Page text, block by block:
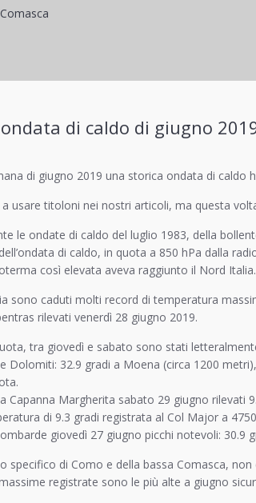
di caldo di giugno
di giugno 2019 una storica ondata di caldo
usare titoloni nei nostri articoli, ma questa
le ondate di caldo del luglio 1983, della
di caldo, in quota a 850 hPa dalla
così elevata aveva raggiunto il Nord Italia.
sono caduti molti record di temperatura
rilevati venerdì 28 giugno 2019.
tra giovedì e sabato sono stati
Dolomiti: 32.9 gradi a Moena (circa 1200
Capanna Margherita sabato 29 giugno
di 9.3 gradi registrata al Col Major a
giovedì 27 giugno picchi notevoli: 30.9
specifico di Como e della bassa Comasca,
registrate sono le più alte a giugno